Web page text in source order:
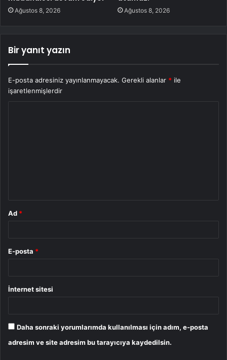
Ağustos 8, 2026 Ağustos 8, 2026
Bir yanıt yazın
E-posta adresiniz yayınlanmayacak. Gerekli alanlar * ile
işaretlenmişlerdir
Ad *
E-posta *
İnternet sitesi
Daha sonraki yorumlarımda kullanılması için adım, e-posta
adresim ve site adresim bu tarayıcıya kaydedilsin.